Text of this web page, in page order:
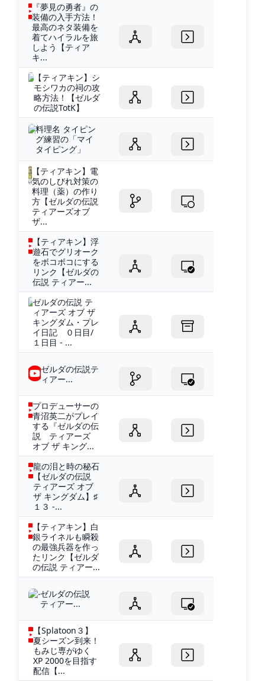
『夢見の勇者』の
装備の入手方法！
最高のネタ装備を
着てハイラルを旅
しよう【ティア
キ...
【ティアキン】シ
モシワカの祠の攻
略方法！【ゼルダ
の伝説TotK】
料理名 タイピン
グ練習の「マイ
タイピング」
【ティアキン】電
気のしびれ対策の
料理（薬）の作り
方【ゼルダの伝説
ティアーズオブ
ザ...
【ティアキン】浮
遊石でグリオーク
をボコボコにする
リンク【ゼルダの
伝説 ティアー...
ゼルダの伝説 テ
ィアーズ オブ ザ
キングダム・プレ
イ日記 ０日目/
１日目 - ...
ゼルダの伝説テ
ィアー...
プロデューサーの
青沼英二がプレイ
する『ゼルダの伝
説 ティアーズ
オブ ザ キング...
龍の泪と時の秘石
【ゼルダの伝説
ティアーズ オブ
ザ キングダム】♯
１３ -...
【ティアキン】白
銀ライネルも瞬殺
の最強兵器を作っ
たリンク【ゼルダ
の伝説 ティアー...
ゼルダの伝説
ティアー...
【Splatoon３】
夏シーズン到来！
もみじ専がゆく
XP 2000を目指す
配信【...